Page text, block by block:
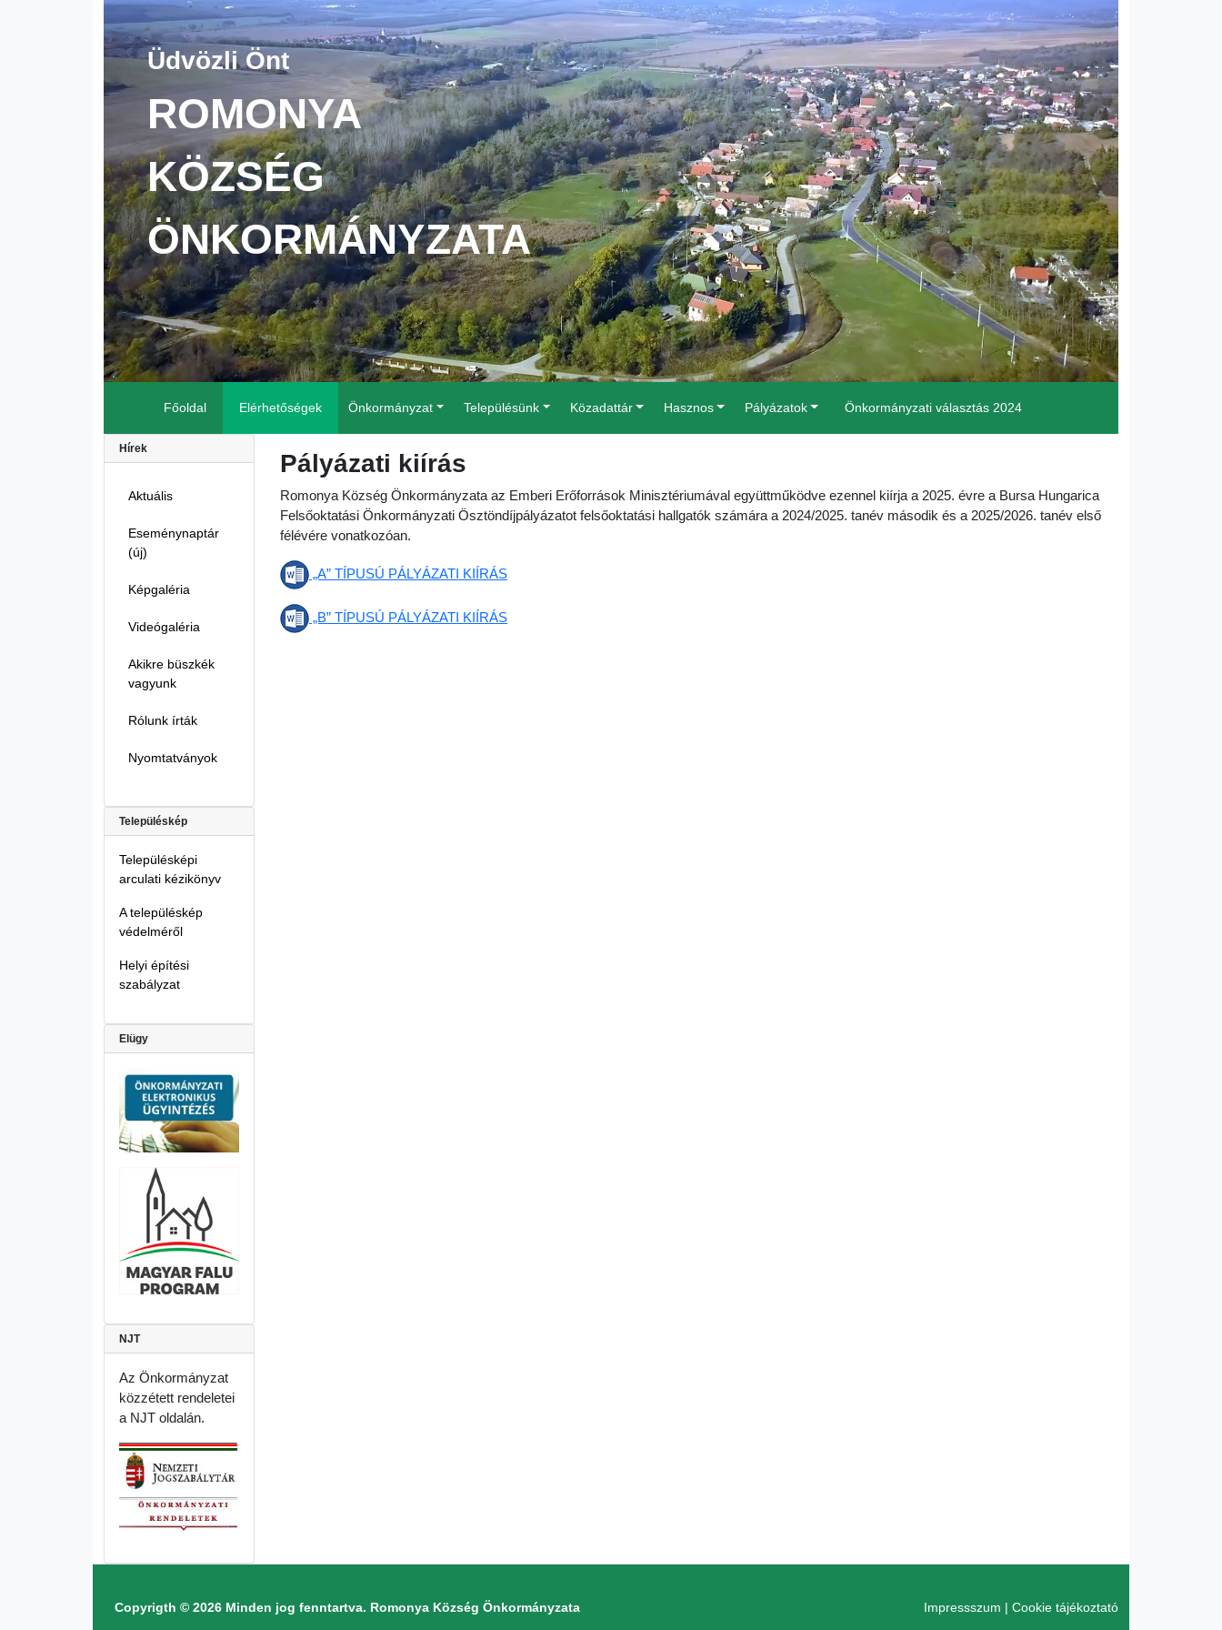
Üdvözli Önt
ROMONYA
KÖZSÉG
ÖNKORMÁNYZATA
Főoldal Elérhetőségek Önkormányzat Településünk Közadattár Hasznos Pályázatok Önkormányzati választás 2024
Hírek
Aktuális
Eseménynaptár
(új)
Képgaléria
Videógaléria
Akikre büszkék
vagyunk
Rólunk írták
Nyomtatványok
Településkép
Településképi
arculati kézikönyv
A településkép
védelméről
Helyi építési
szabályzat
Elügy
NJT
Az Önkormányzat
közzétett rendeletei
a NJT oldalán.
Pályázati kiírás
Romonya Község Önkormányzata az Emberi Erőforrások Minisztériumával együttműködve ezennel kiírja a 2025. évre a Bursa Hungarica
Felsőoktatási Önkormányzati Ösztöndíjpályázatot felsőoktatási hallgatók számára a 2024/2025. tanév második és a 2025/2026. tanév első
félévére vonatkozóan.
„A” TÍPUSÚ PÁLYÁZATI KIÍRÁS
„B” TÍPUSÚ PÁLYÁZATI KIÍRÁS
Copyrigth © 2026 Minden jog fenntartva. Romonya Község Önkormányzata Impressszum | Cookie tájékoztató